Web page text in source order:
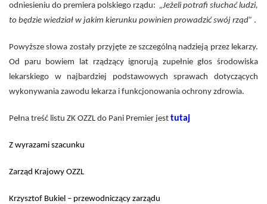
odniesieniu do premiera polskiego rządu: „Jeżeli potrafi słuchać ludzi,
to będzie wiedział w jakim kierunku powinien prowadzić swój rząd” .
Powyższe słowa zostały przyjęte ze szczególną nadzieją przez lekarzy.
Od paru bowiem lat rządzący ignorują zupełnie głos środowiska
lekarskiego w najbardziej podstawowych sprawach dotyczących
wykonywania zawodu lekarza i funkcjonowania ochrony zdrowia.
Pełna treść listu ZK OZZL do Pani Premier jest tutaj
Z wyrazami szacunku
Zarząd Krajowy OZZL
Krzysztof Bukiel – przewodniczący zarządu